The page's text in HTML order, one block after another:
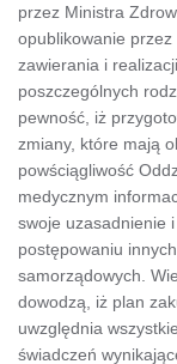
przez Ministra
opublikowanie
zawierania i
poszczególnych
pewność, iż
zmiany, które mają
powściągliwość
medycznym
swoje uzasadnienie
postępowaniu
samorządowych.
dowodzą, iż plan
uwzględnia
świadczeń